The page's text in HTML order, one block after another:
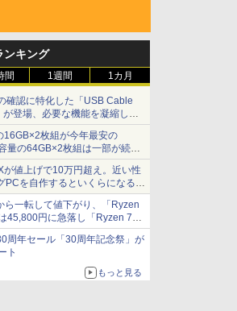
ンキング
間 1週間 1カ月
確認に特化した「USB Cable
登場、必要な機能を凝縮しコ
発売
16GB×2枚組が今年最安の
量の64GB×2枚組は一部が続騰
リ価格]
が値上げで10万円超え。近い性
PCを自作するといくらになる？
『酒の肴にPCゲーム』】
ら一転して値下がり、「Ryzen
45,800円に急落し「Ryzen 7
価格逆転解消 [8月前半のCPU
周年セール「30周年記念祭」が
ト
もっと見る